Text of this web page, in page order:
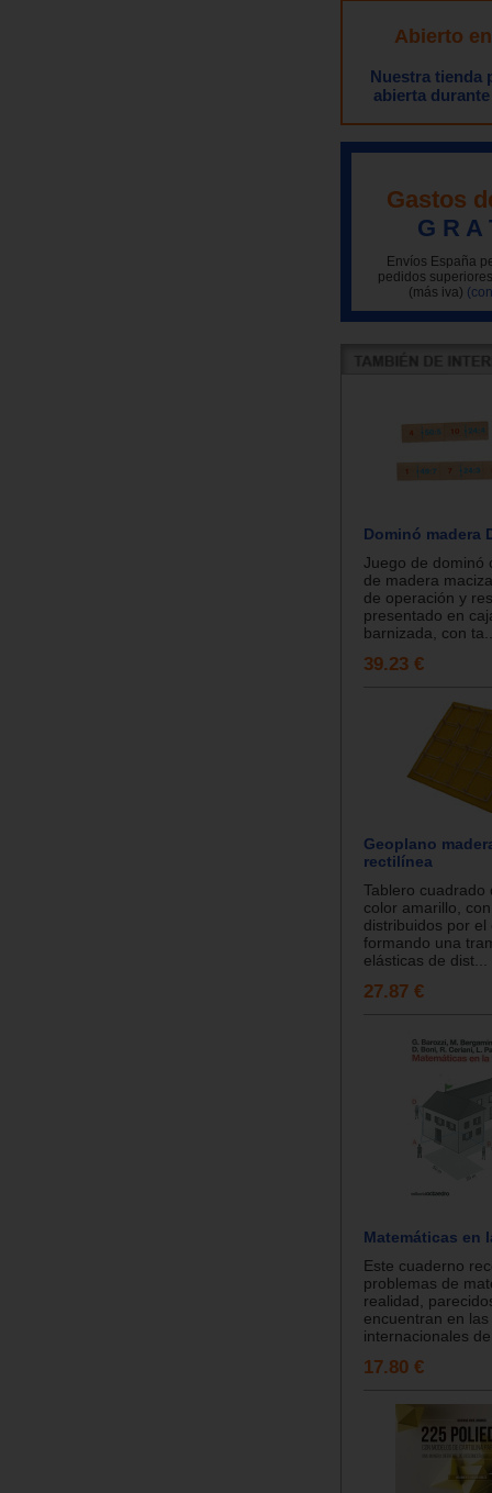
Abierto
Nuestra tienda
abierta
Gastos
G R A
Envíos España
pedidos
(más iva)
Dominó madera
Juego de dominó
de madera
de operación y
presentado en
barnizada, con
39.23 €
Geoplano
rectilínea
Tablero cuadrado
color amarillo,
distribuidos por el
formando una
elásticas de dist...
27.87 €
Matemáticas en
Este cuaderno
problemas de
realidad,
encuentran en
internacionales
17.80 €